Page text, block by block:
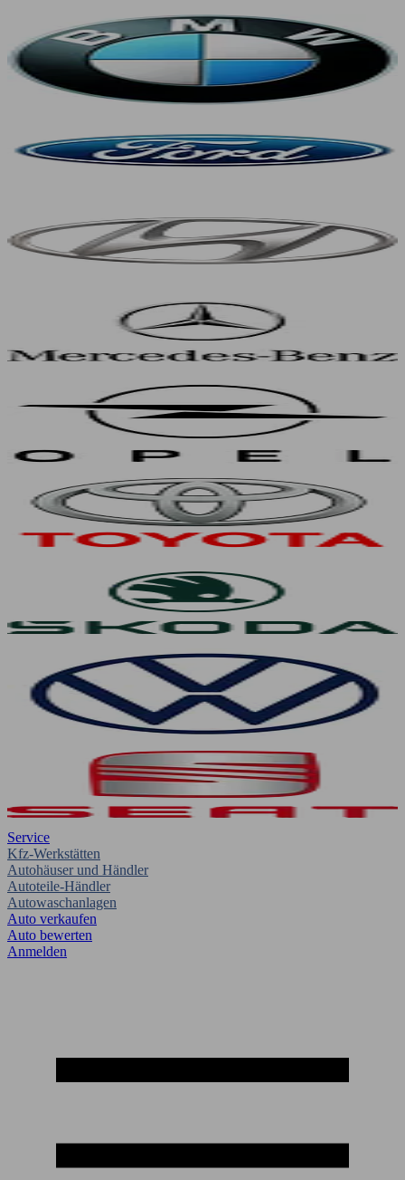
Service
Kfz-Werkstätten
Autohäuser und Händler
Autoteile-Händler
Autowaschanlagen
Auto verkaufen
Auto bewerten
Anmelden